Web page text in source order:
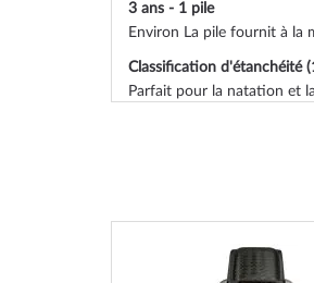
3 ans - 1 pile
Environ La pile fournit à la
Classification d'étanchéité
Parfait pour la natation et